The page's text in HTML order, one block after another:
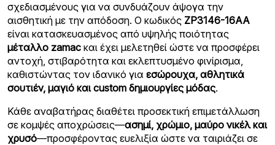
σχεδιασμένους για να συνδυάζουν άψογα την
αισθητική με την απόδοση. Ο κωδικός ZP3146-16AA
είναι κατασκευασμένος από υψηλής ποιότητας
μέταλλο zamac και έχει μελετηθεί ώστε να προσφέρει
αντοχή, στιβαρότητα και εκλεπτυσμένο φινίρισμα,
καθιστώντας τον ιδανικό για εσώρουχα, αθλητικά
σουτιέν, μαγιό και custom δημιουργίες μόδας.
Κάθε αναβατήρας διαθέτει προσεκτική επιμετάλλωση
σε κομψές αποχρώσεις—ασημί, χρώμιο, μαύρο νικέλ και
χρυσό—προσφέροντας ευελιξία ώστε να ταιριάζει σε